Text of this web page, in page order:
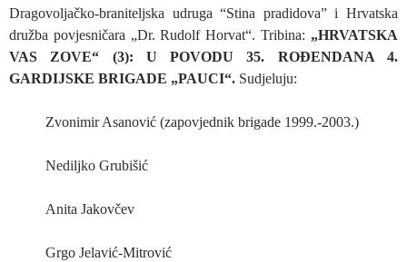
Dragovoljačko-braniteljska udruga “Stina pradidova” i Hrvatska
družba povjesničara „Dr. Rudolf Horvat“. Tribina: „HRVATSKA
VAS ZOVE“ (3): U POVODU 35. ROĐENDANA 4.
GARDIJSKE BRIGADE „PAUCI“. Sudjeluju:
Zvonimir Asanović (zapovjednik brigade 1999.-2003.)
Nediljko Grubišić
Anita Jakovčev
Grgo Jelavić-Mitrović